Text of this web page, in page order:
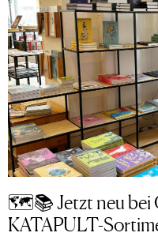
🗺️📚 Jetzt neu bei
KATAPULT-